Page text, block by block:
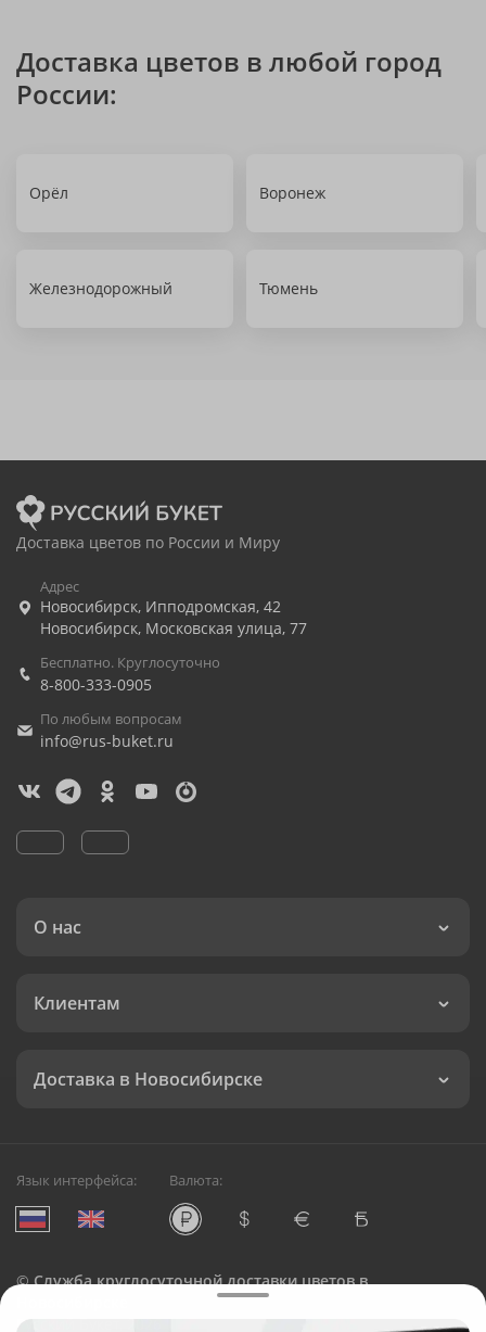
Доставка цветов в любой город
России:
Орёл Воронеж
Железнодорожный Тюмень
Доставка цветов по России и Миру
Адрес
Новосибирск, Ипподромская, 42
Новосибирск, Московская улица, 77
Бесплатно. Круглосуточно
8-800-333-0905
По любым вопросам
info@rus-buket.ru
О нас
Клиентам
Доставка в Новосибирске
Язык интерфейса: Валюта:
©Служба круглосуточной доставки цветов в
Русский Букет, 2026